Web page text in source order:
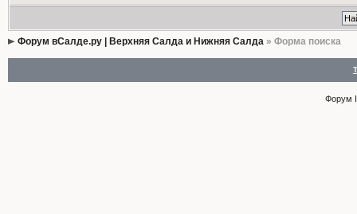
Форум вСалде.ру | Верхняя Салда и Нижняя Салда» Форма поиска
Форум